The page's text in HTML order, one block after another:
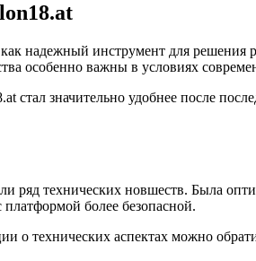
надежный инструмент для
особенно важны в условиях
стал значительно удобнее после
ряд технических новшеств. Была
платформой более безопасной.
о технических аспектах можно